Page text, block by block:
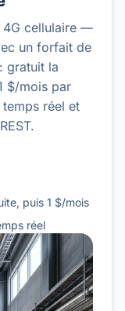
4G cellulaire —
un forfait de
gratuit la
$/mois par
réel et
puis 1 $/mois
réel